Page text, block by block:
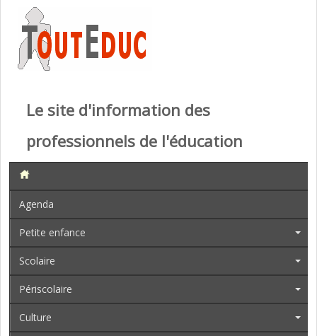
Le site d'information des
professionnels de l'éducation
Agenda
Petite enfance
Scolaire
Périscolaire
Culture